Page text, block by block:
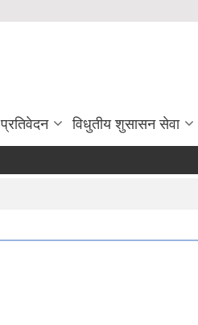
प्रतिवेदन विधुतीय शुसासन सेवा